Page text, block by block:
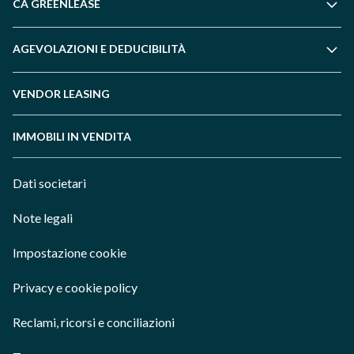
CA GREENLEASE
AGEVOLAZIONI E DEDUCIBILITÀ
VENDOR LEASING
IMMOBILI IN VENDITA
Dati societari
Note legali
Impostazione cookie
Privacy e cookie policy
Reclami, ricorsi e conciliazioni